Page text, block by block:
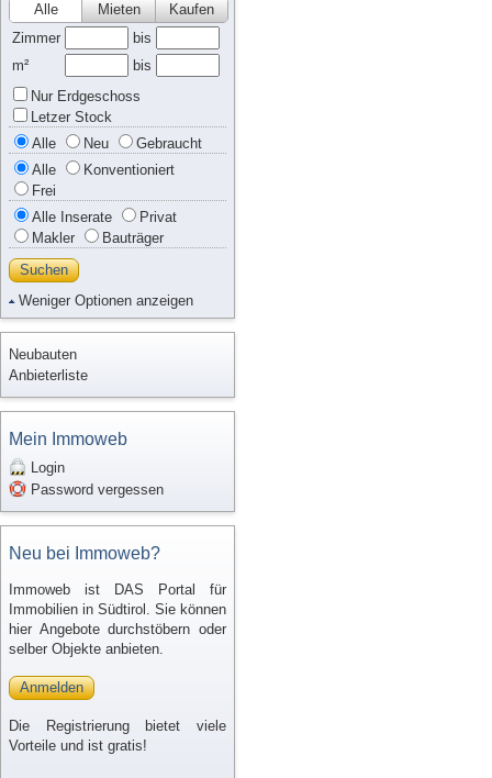
Alle Kaufen
Mieten
Zimmer
bis
m²
bis
Nur Erdgeschoss
Letzer Stock
Alle
Neu
Gebraucht
Alle
Konventioniert
Frei
Alle Inserate
Privat
Makler
Bauträger
Suchen
Weniger Optionen anzeigen
Neubauten
Anbieterliste
Mein Immoweb
Login
Password vergessen
Neu bei Immoweb?
Immoweb ist DAS Portal für
Immobilien in Südtirol. Sie können
hier Angebote durchstöbern oder
selber Objekte anbieten.
Anmelden
Die Registrierung bietet viele
Vorteile und ist gratis!